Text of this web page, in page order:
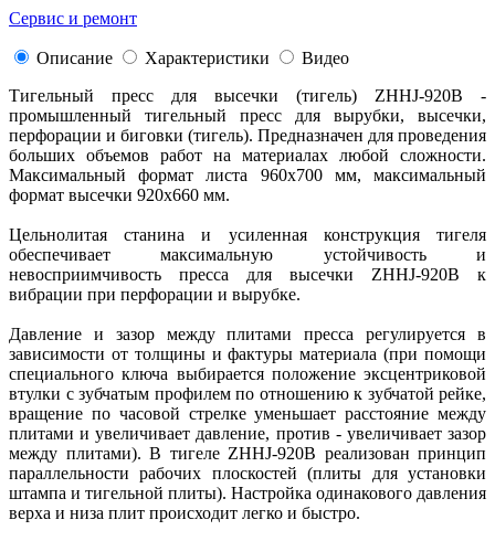
Сервис и ремонт
Описание Характеристики
Видео
Тигельный пресс для высечки (тигель) ZHHJ-920В -
промышленный тигельный пресс для вырубки, высечки,
перфорации и биговки (тигель). Предназначен для проведения
больших объемов работ на материалах любой сложности.
Максимальный формат листа 960х700 мм, максимальный
формат высечки 920х660 мм.
Цельнолитая станина и усиленная конструкция тигеля
обеспечивает максимальную устойчивость и
невосприимчивость пресса для высечки ZHHJ-920В к
вибрации при перфорации и вырубке.
Давление и зазор между плитами пресса регулируется в
зависимости от толщины и фактуры материала (при помощи
специального ключа выбирается положение эксцентриковой
втулки с зубчатым профилем по отношению к зубчатой рейке,
вращение по часовой стрелке уменьшает расстояние между
плитами и увеличивает давление, против - увеличивает зазор
между плитами). В тигеле ZHHJ-920В реализован принцип
параллельности рабочих плоскостей (плиты для установки
штампа и тигельной плиты). Настройка одинакового давления
верха и низа плит происходит легко и быстро.